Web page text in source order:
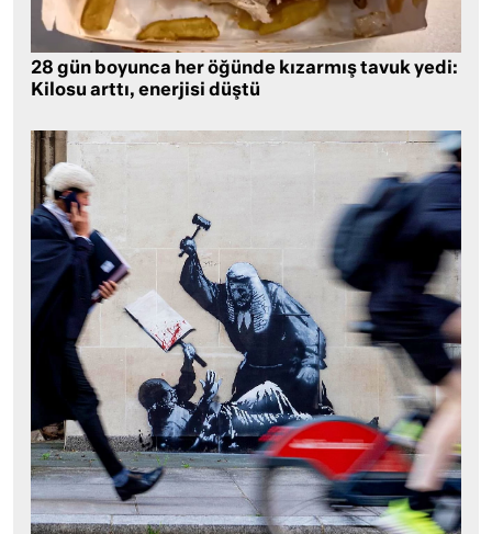
28 gün boyunca her öğünde kızarmış tavuk yedi:
Kilosu arttı, enerjisi düştü